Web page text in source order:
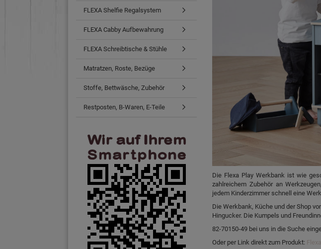
Die Flexa Play Werkbank ist wie
zahlreichem Zubehör an
jedem Kinderzimmer schnell eine
Die Werkbank, Küche und der Shop
Hingucker. Die Kumpels und
82-70150-49 bei uns in die Suche
Oder per Link direkt zum Produkt:
FLEXA Shelfie Regalsystem
FLEXA Cabby Aufbewahrung
FLEXA Schreibtische & Stühle
Matratzen, Roste, Bezüge
Stoffe, Bettwäsche, Zubehör
Restposten, B-Waren, E-Teile